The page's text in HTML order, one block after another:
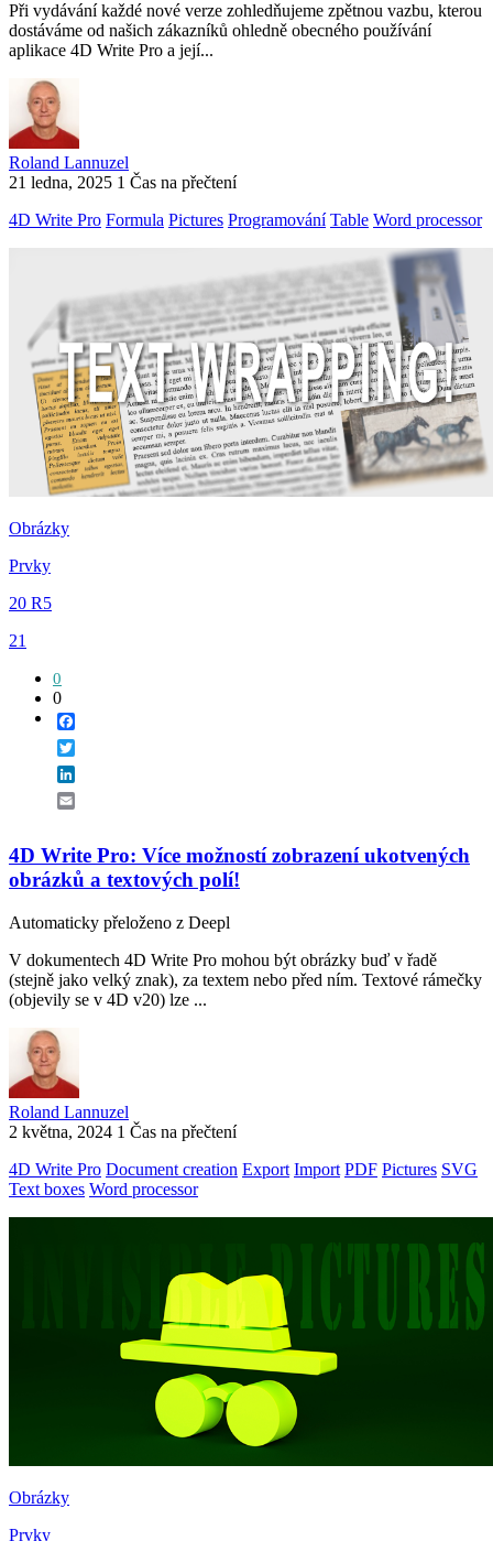
Při vydávání každé nové verze zohledňujeme zpětnou vazbu, kterou
dostáváme od našich zákazníků ohledně obecného používání
aplikace 4D Write Pro a její...
Roland Lannuzel
21 ledna, 2025 1 Čas na přečtení
4D Write Pro Formula Pictures Programování Table Word processor
Obrázky
Prvky
20 R5
21
0
0
4D Write Pro: Více možností zobrazení ukotvených
obrázků a textových polí!
Automaticky přeloženo z Deepl
V dokumentech 4D Write Pro mohou být obrázky buď v řadě
(stejně jako velký znak), za textem nebo před ním. Textové rámečky
(objevily se v 4D v20) lze ...
Roland Lannuzel
2 května, 2024 1 Čas na přečtení
4D Write Pro Document creation Export Import PDF Pictures SVG
Text boxes Word processor
Obrázky
Prvky